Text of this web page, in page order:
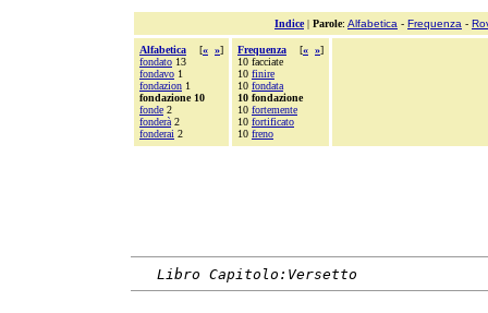
Indice| Parole: Alfabetica - Frequenza -
Alfabetica [« »]
fondato 13
fondavo 1
fondazion 1
fondazione 10
fonde 2
fonderà 2
fonderai 2
Frequenza [« »]
10 facciate
10 finire
10 fondata
10 fondazione
10 fortemente
10 fortificato
10 freno
Libro Capitolo:Versetto